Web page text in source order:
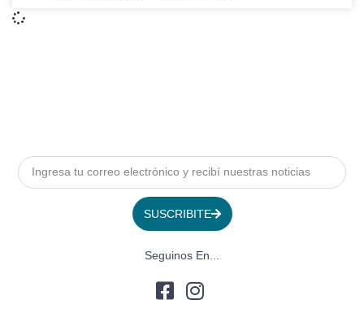
SUSCRIBITE
Seguinos En...